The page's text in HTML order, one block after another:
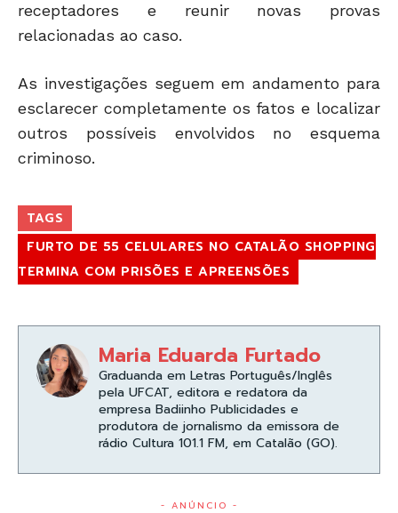
receptadores e reunir novas provas
relacionadas ao caso.
As investigações seguem em andamento para
esclarecer completamente os fatos e localizar
outros possíveis envolvidos no esquema
criminoso.
TAGS
FURTO DE 55 CELULARES NO CATALÃO SHOPPING
TERMINA COM PRISÕES E APREENSÕES
Maria Eduarda Furtado
Graduanda em Letras Português/Inglês
pela UFCAT, editora e redatora da
empresa Badiinho Publicidades e
produtora de jornalismo da emissora de
rádio Cultura 101.1 FM, em Catalão (GO).
- ANÚNCIO -